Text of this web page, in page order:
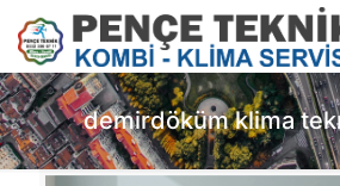
demirdöküm klima